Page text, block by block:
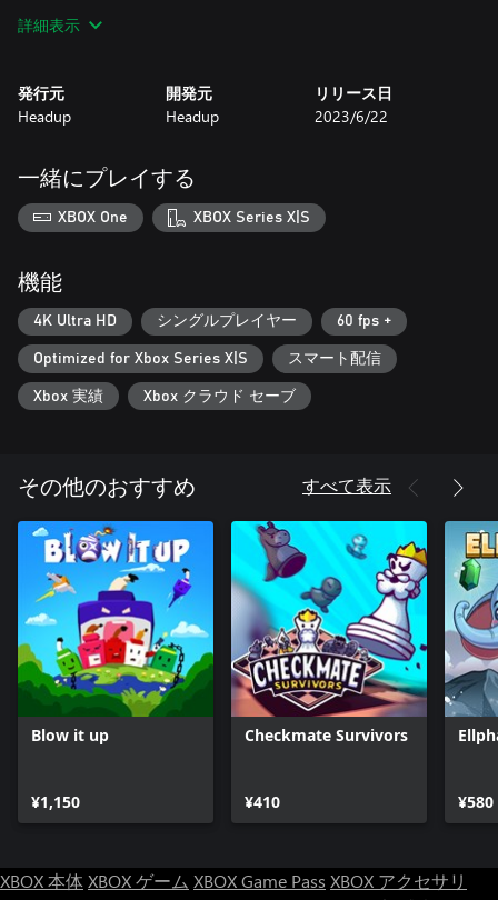
詳細：
素が組み合わせたゲーム。手作業による美しいワールドと、ク
リエイティブなトラップであふれる100以上のパズルステージ
ンジとなる恐ろしいボス戦が待ち受けている。
美しい「Forest」や「Hospital」、「Salt Factory」等の、
『Super Meat Boy』や『Super Meat Boy Forever』でお馴染みの
ロケーションが登場する。ただし、『Dr. Fetus’ Mean Meat
よくチェインを発生させるだけのゲームではない。ノコギリの
刃やロケット、振り子のような恐ろしくて危険なトラップにも
注意しよう。『Dr. Fetus’ Mean Meat Machine』は、多くのゲー
マーが愛するクラシックなパズルゲームに、狂気とハードコア
の要素を加えたユニークなゲーム！
『Super Meat Boy』と『Super Meat Boy Forever』のオリジナル
アーティストによる目もくらむほどの背景やアニメーション、
なチューンも満載。
特徴：
● 100以上のステージには恐ろしい罠が盛りだくさん
● バトルを白熱させるボス戦の数々。
● パズル＆アクションの最高の組み合わせ
● Dr. Fetusを手伝って、Meat Boyの完璧なクローンを作り出そ
う
● 『Super Meat Boy』と『Super Meat Boy Forever』のワールド
を再訪しよう
● RIDICULONの手によるオリジナル・サントラに加えて『Super
Meat Boy Forever』のトラックのユニークなリミックスや新曲
が追加
詳細表示
発行元
Headup
開発元
Headup
リリース日
2023/6/22
一緒にプレイする
XBOX One XBOX Series X|S
機能
4K Ultra HD シングルプレイヤー 60 fps +
Optimized for Xbox Series X|S スマート配信
Xbox 実績 Xbox クラウド セーブ
その他のおすすめ すべて表示
Blow it up
¥1,150
Checkmate Survivors
¥410 ¥580
XBOX 本体XBOX ゲーム XBOX Game Pass XBOX アクセサリ